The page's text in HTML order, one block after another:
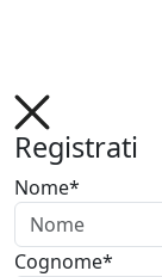
Registrati
Nome*
Cognome*